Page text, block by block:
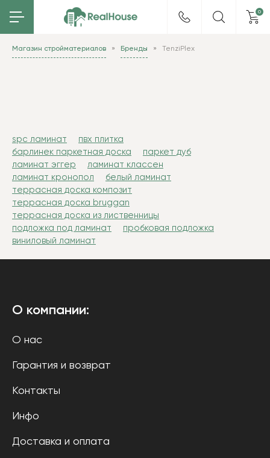
0
Магазин стройматериалов Бренды TenziPlex
spc ламинат
пвх плитка
барлинек паркетная доска
паркет дуб
ламинат эггер
ламинат классен
ламинат кронопол
белый ламинат
террасная доска композит
террасная доска bruggan
террасная доска из лиственницы
подложка под ламинат
пробковая подложка
виниловый ламинат
О компании:
О нас
Гарантия и возврат
Контакты
Инфо
Доставка и оплата